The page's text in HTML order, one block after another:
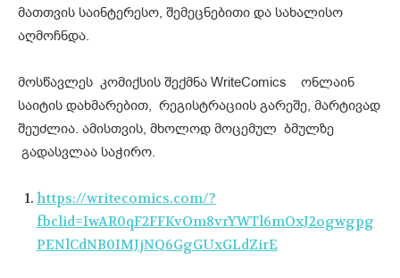
მათთვის საინტერესო, შემეცნებითი და სახალისო
აღმოჩნდა.
მოსწავლეს კომიქსის შექმნა WriteComics ონლაინ
საიტის დახმარებით, რეგისტრაციის გარეშე, მარტივად
შეუძლია. ამისთვის, მხოლოდ მოცემულ ბმულზე
გადასვლაა საჭირო.
https://writecomics.com/?
fbclid=IwAR0qF2FFKvOm8vrYWTl6mOxJ2ogwgpg
PENlCdNB0IMJjNQ6GgGUxGLdZirE